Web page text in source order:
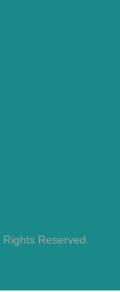
Reserved.